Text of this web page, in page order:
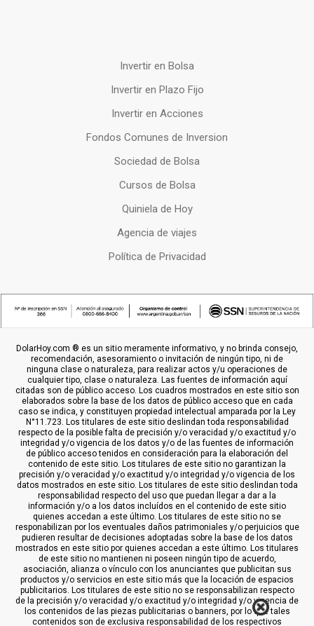
Invertir en Bolsa
Invertir en Plazo Fijo
Invertir en Acciones
Fondos Comunes de Inversion
Sociedad de Bolsa
Cursos de Bolsa
Quiniela de Hoy
Agencia de viajes
Política de Privacidad
DolarHoy.com ® es un sitio meramente informativo, y no brinda consejo,
recomendación, asesoramiento o invitación de ningún tipo, ni de
ninguna clase o naturaleza, para realizar actos y/u operaciones de
cualquier tipo, clase o naturaleza. Las fuentes de información aquí
citadas son de público acceso. Los cuadros mostrados en este sitio son
elaborados sobre la base de los datos de público acceso que en cada
caso se indica, y constituyen propiedad intelectual amparada por la Ley
N°11.723. Los titulares de este sitio deslindan toda responsabilidad
respecto de la posible falta de precisión y/o veracidad y/o exactitud y/o
integridad y/o vigencia de los datos y/o de las fuentes de información
de público acceso tenidos en consideración para la elaboración del
contenido de este sitio. Los titulares de este sitio no garantizan la
precisión y/o veracidad y/o exactitud y/o integridad y/o vigencia de los
datos mostrados en este sitio. Los titulares de este sitio deslindan toda
responsabilidad respecto del uso que puedan llegar a dar a la
información y/o a los datos incluídos en el contenido de este sitio
quienes accedan a este último. Los titulares de este sitio no se
responabilizan por los eventuales daños patrimoniales y/o perjuicios que
pudieren resultar de decisiones adoptadas sobre la base de los datos
mostrados en este sitio por quienes accedan a este último. Los titulares
de este sitio no mantienen ni poseen ningún tipo de acuerdo,
asociación, alianza o vínculo con los anunciantes que publicitan sus
productos y/o servicios en este sitio más que la locación de espacios
publicitarios. Los titulares de este sitio no se responsabilizan respecto
de la precisión y/o veracidad y/o exactitud y/o integridad y/o vigencia de
los contenidos de las piezas publicitarias o banners, por lo que tales
contenidos son de exclusiva responsabilidad de los respectivos